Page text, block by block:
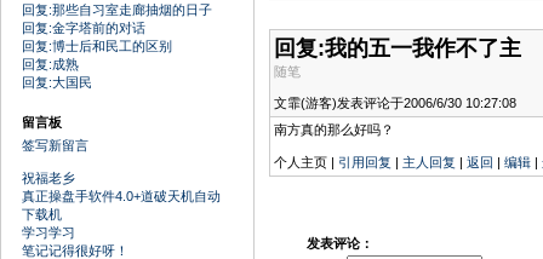
回复:那些自习室走廊抽烟的日子
回复:金字塔前的对话
回复:博士后和民工的区别
回复:成熟
回复:大国民
留言板
签写新留言
祝福老乡
真正操盘手软件4.0+道破天机自动
下载机
学习学习
笔记记得很好呀！
回复:我的五一我作不了主
随笔
文霏(游客)发表评论于2006/6/30 10:27:08
南方真的那么好吗？
个人主页 | 引用回复 | 主人回复 | 返回 | 编辑 |
发表评论：